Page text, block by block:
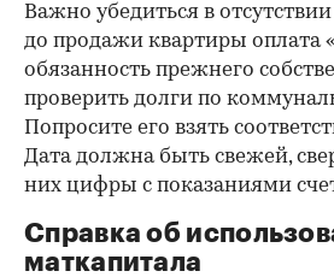
Важно убедиться в
до продажи квартиры
обязанность прежнего
проверить долги по
Попросите его взять
Дата должна быть свежей,
них цифры с показаниями
Справка об
маткапитала